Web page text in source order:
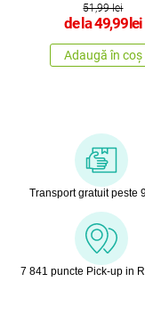
51,99 lei
de la49,99lei
Adaugă în coș
Transport gratuit peste
7 841 puncte Pick-up in